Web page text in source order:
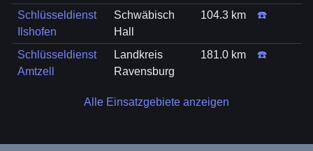
Schlüsseldienst
Ilshofen
Schwäbisch
Hall
104.3 km ☎️
Schlüsseldienst
Amtzell
Landkreis
Ravensburg
181.0 km ☎️
Alle Einsatzgebiete anzeigen